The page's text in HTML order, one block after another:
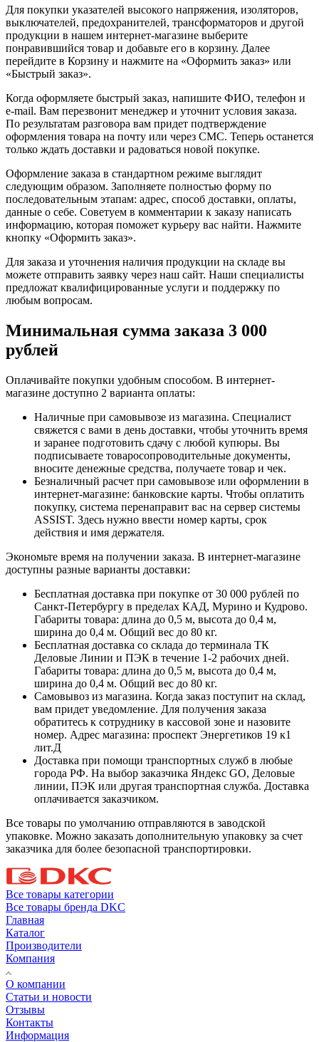
Для покупки указателей высокого напряжения, изоляторов,
выключателей, предохранителей, трансформаторов и другой
продукции в нашем интернет-магазине выберите
понравившийся товар и добавьте его в корзину. Далее
перейдите в Корзину и нажмите на «Оформить заказ» или
«Быстрый заказ».
Когда оформляете быстрый заказ, напишите ФИО, телефон и
e-mail. Вам перезвонит менеджер и уточнит условия заказа.
По результатам разговора вам придет подтверждение
оформления товара на почту или через СМС. Теперь останется
только ждать доставки и радоваться новой покупке.
Оформление заказа в стандартном режиме выглядит
следующим образом. Заполняете полностью форму по
последовательным этапам: адрес, способ доставки, оплаты,
данные о себе. Советуем в комментарии к заказу написать
информацию, которая поможет курьеру вас найти. Нажмите
кнопку «Оформить заказ».
Для заказа и уточнения наличия продукции на складе вы
можете отправить заявку через наш сайт. Наши специалисты
предложат квалифицированные услуги и поддержку по
любым вопросам.
Минимальная сумма заказа 3 000
рублей
Оплачивайте покупки удобным способом. В интернет-
магазине доступно 2 варианта оплаты:
Наличные при самовывозе из магазина. Специалист
свяжется с вами в день доставки, чтобы уточнить время
и заранее подготовить сдачу с любой купюры. Вы
подписываете товаросопроводительные документы,
вносите денежные средства, получаете товар и чек.
Безналичный расчет при самовывозе или оформлении в
интернет-магазине: банковские карты. Чтобы оплатить
покупку, система перенаправит вас на сервер системы
ASSIST. Здесь нужно ввести номер карты, срок
действия и имя держателя.
Экономьте время на получении заказа. В интернет-магазине
доступны разные варианты доставки:
Бесплатная доставка при покупке от 30 000 рублей по
Санкт-Петербургу в пределах КАД, Мурино и Кудрово.
Габариты товара: длина до 0,5 м, высота до 0,4 м,
ширина до 0,4 м. Общий вес до 80 кг.
Бесплатная доставка со склада до терминала ТК
Деловые Линии и ПЭК в течение 1-2 рабочих дней.
Габариты товара: длина до 0,5 м, высота до 0,4 м,
ширина до 0,4 м. Общий вес до 80 кг.
Самовывоз из магазина. Когда заказ поступит на склад,
вам придет уведомление. Для получения заказа
обратитесь к сотруднику в кассовой зоне и назовите
номер. Адрес магазина: проспект Энергетиков 19 к1
лит.Д
Доставка при помощи транспортных служб в любые
города РФ. На выбор заказчика Яндекс GO, Деловые
линии, ПЭК или другая транспортная служба. Доставка
оплачивается заказчиком.
Все товары по умолчанию отправляются в заводской
упаковке. Можно заказать дополнительную упаковку за счет
заказчика для более безопасной транспортировки.
Все товары категории
Все товары бренда DKC
Главная
Каталог
Производители
Компания
О компании
Статьи и новости
Отзывы
Контакты
Информация